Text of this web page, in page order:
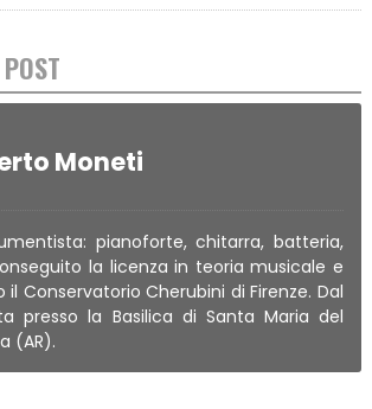
Moneti
pianoforte, chitarra, batteria,
la licenza in teoria musicale e
il Conservatorio Cherubini di Firenze. Dal
presso la Basilica di Santa Maria del
(AR).